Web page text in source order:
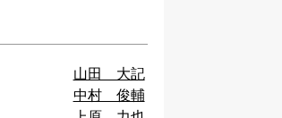
山田 大記
中村 俊輔